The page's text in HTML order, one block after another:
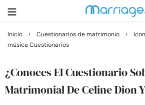
Buscar
Casarse
Inicio › Cuestionarios de matrimonio ›
música Cuestionarios
¿Conoces El Cuestionario
Matrimonial De Celine Dion